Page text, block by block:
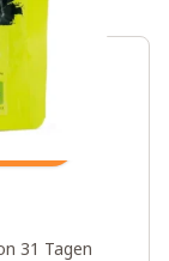
31 Tagen